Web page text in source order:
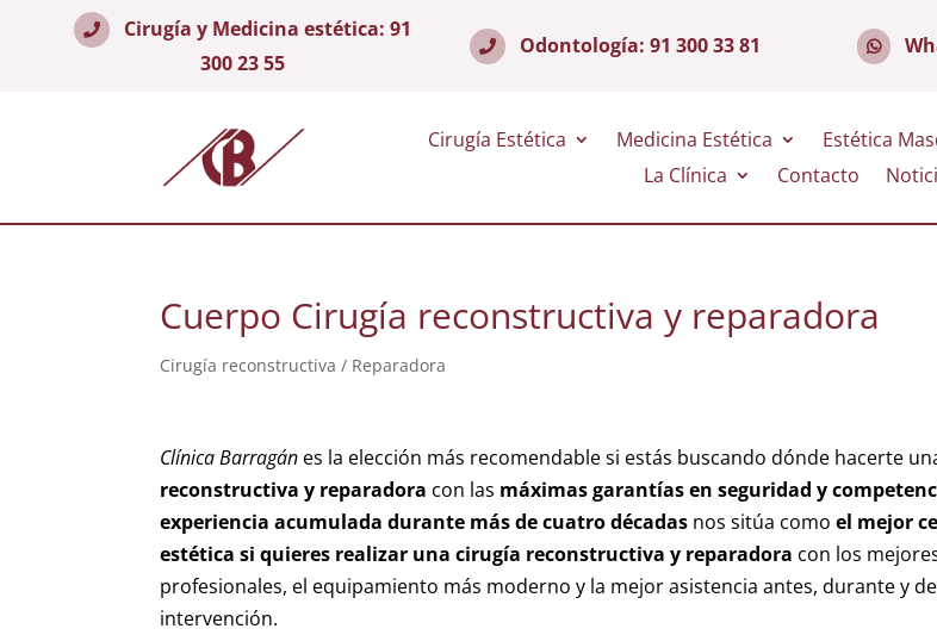
Cirugía y Medicina estética: 91
300 23 55
Odontología: 91 300 33 81
Cirugía Estética Medicina Estética Estética
La Clínica
Contacto
Cuerpo Cirugía reconstructiva y reparadora
Cirugía reconstructiva / Reparadora
Clínica Barragán es la elección más recomendable si estás buscando dónde hacerte
reconstructiva y reparadora con las máximas garantías en seguridad y
experiencia acumulada durante más de cuatro décadas nos sitúa comoel mejor
estética si quieres realizar una cirugía reconstructiva y reparadora con los
profesionales, el equipamiento más moderno y la mejor asistencia antes, durante y
intervención.